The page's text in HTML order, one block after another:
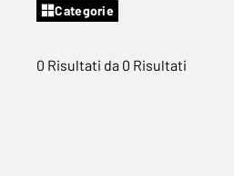
Categorie
0 Risultati da 0 Risultati